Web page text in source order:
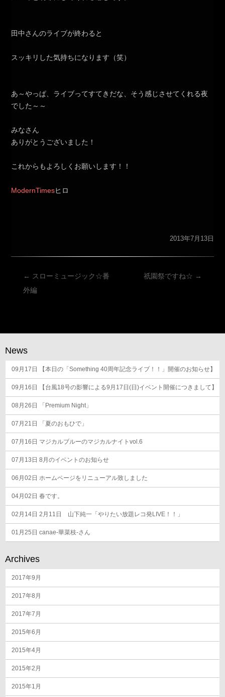
田中さんのライブが終わると
スッキリした気持ちになります（笑）
あ～やっぱ、ライブってすてきだな、そう感じさせてくれる夜
でした～～
みなさん
ありがとうございました！
これからもよろしくお願いします！！
ModernTimesヒロ
2013年7月13日
投
稿
ゲ
ー
シ
ョ
ン
← スローミュージック☆番
外編
祇園祭ですね☆ →
News
09月17日 【本日の「Something 40周年記念ライブ！！」開催のお知らせ】
09月16日 【台風18号の影響による9月17日(日)イベント開催につきまして】
08月26日 「Premium Night」
07月21日 「夏のおもひで」
07月16日 マジカルブルーのマジカルナイトvol.6
07月13日 8月のイベントのお知らせ
06月02日 ホームページをリニューアル致しました
04月02日 春です。
02月14日 2月11日 山下純一「やりたい放題レコ発LIVE！！」
01月25日 canae-華菜枝-さん
Archives
2017年9月
2017年8月
2017年7月
2015年6月
2015年4月
2015年2月
2015年1月